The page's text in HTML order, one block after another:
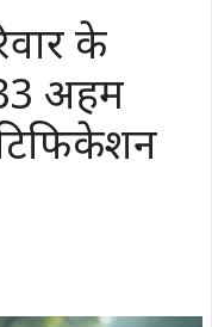
के
अहम